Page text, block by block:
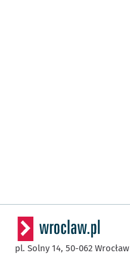
pl. Solny 14, 50-062 Wrocław